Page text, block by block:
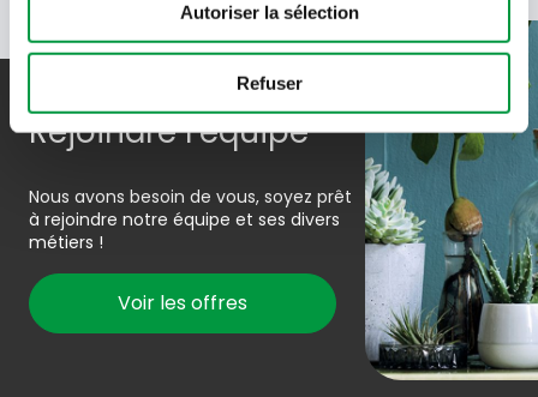
Autoriser la sélection
Refuser
Rejoindre l’équipe
Nous avons besoin de vous, soyez prêt
à rejoindre notre équipe et ses divers
métiers !
Voir les offres